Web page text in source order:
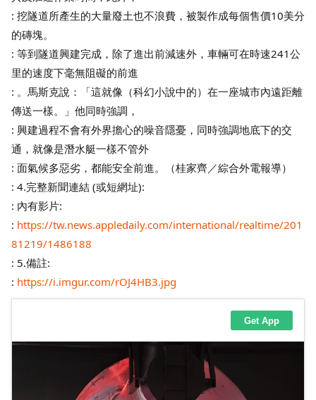
: 挖隧道所產生的大量廢土也不浪費，被製作成每個售價10美分
的磚塊。
: 等到隧道興建完成，除了進出前減速外，車輛可在時速241公
里的速度下毫無阻礙的前進
: 。馬斯克說：「這就像（科幻小說中的）在一座城市內遠距離
傳送一樣。」他同時強調，
: 興建過程不會有外界擔心的噪音隱憂，同時強調地底下的交
通，就像是潛水艇一樣不管外
: 面氣候多惡劣，都能安全前進。（桂家齊／綜合外電報導）
: 4.完整新聞連結 (或短網址):
: 內有影片:
: https://tw.news.appledaily.com/international/realtime/201
81219/1486188
: 5.備註:
: https://i.imgur.com/rOJ4HB3.jpg